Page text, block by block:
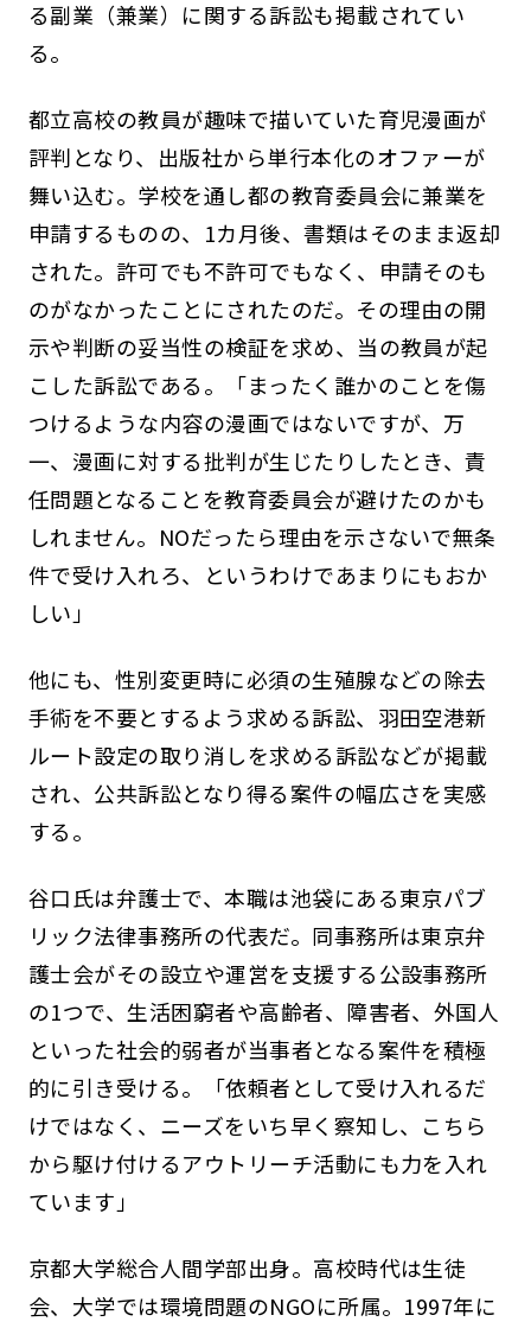
る副業（兼業）に関する訴訟も掲載されてい
る。
都立高校の教員が趣味で描いていた育児漫画が
評判となり、出版社から単行本化のオファーが
舞い込む。学校を通し都の教育委員会に兼業を
申請するものの、1カ月後、書類はそのまま返却
された。許可でも不許可でもなく、申請そのも
のがなかったことにされたのだ。その理由の開
示や判断の妥当性の検証を求め、当の教員が起
こした訴訟である。「まったく誰かのことを傷
つけるような内容の漫画ではないですが、万
一、漫画に対する批判が生じたりしたとき、責
任問題となることを教育委員会が避けたのかも
しれません。NOだったら理由を示さないで無条
件で受け入れろ、というわけであまりにもおか
しい」
他にも、性別変更時に必須の生殖腺などの除去
手術を不要とするよう求める訴訟、羽田空港新
ルート設定の取り消しを求める訴訟などが掲載
され、公共訴訟となり得る案件の幅広さを実感
する。
谷口氏は弁護士で、本職は池袋にある東京パブ
リック法律事務所の代表だ。同事務所は東京弁
護士会がその設立や運営を支援する公設事務所
の1つで、生活困窮者や高齢者、障害者、外国人
といった社会的弱者が当事者となる案件を積極
的に引き受ける。「依頼者として受け入れるだ
けではなく、ニーズをいち早く察知し、こちら
から駆け付けるアウトリーチ活動にも力を入れ
ています」
京都大学総合人間学部出身。高校時代は生徒
会、大学では環境問題のNGOに所属。1997年に